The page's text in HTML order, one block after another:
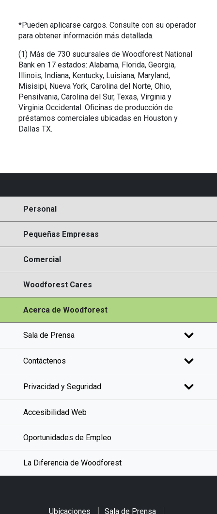
*Pueden aplicarse cargos. Consulte con su operador
para obtener información más detallada.
(1) Más de 730 sucursales de Woodforest National
Bank en 17 estados: Alabama, Florida, Georgia,
Illinois, Indiana, Kentucky, Luisiana, Maryland,
Misisipi, Nueva York, Carolina del Norte, Ohio,
Pensilvania, Carolina del Sur, Texas, Virginia y
Virginia Occidental. Oficinas de producción de
préstamos comerciales ubicadas en Houston y
Dallas TX.
Personal
Pequeñas Empresas
Comercial
Woodforest Cares
Acerca de Woodforest
Sala de Prensa
Contáctenos
Privacidad y Seguridad
Accesibilidad Web
Oportunidades de Empleo
La Diferencia de Woodforest
Ubicaciones Sala de Prensa